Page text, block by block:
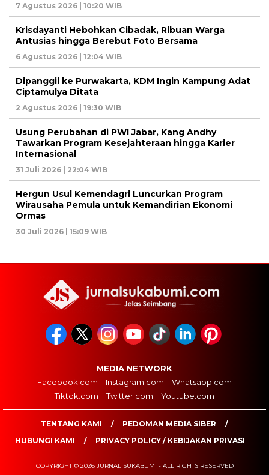
7 Agustus 2026 | 10:20 WIB
Krisdayanti Hebohkan Cibadak, Ribuan Warga
Antusias hingga Berebut Foto Bersama
6 Agustus 2026 | 12:04 WIB
Dipanggil ke Purwakarta, KDM Ingin Kampung Adat
Ciptamulya Ditata
2 Agustus 2026 | 19:30 WIB
Usung Perubahan di PWI Jabar, Kang Andhy
Tawarkan Program Kesejahteraan hingga Karier
Internasional
31 Juli 2026 | 22:04 WIB
Hergun Usul Kemendagri Luncurkan Program
Wirausaha Pemula untuk Kemandirian Ekonomi
Ormas
30 Juli 2026 | 15:09 WIB
MEDIA NETWORK
Facebook.com
Instagram.com
Whatsapp.com
Tiktok.com
Twitter.com Youtube.com
TENTANG KAMI
PEDOMAN MEDIA SIBER
HUBUNGI KAMI
PRIVACY POLICY / KEBIJAKAN PRIVASI
COPYRIGHT © 2026 JURNAL SUKABUMI - ALL RIGHTS RESERVED